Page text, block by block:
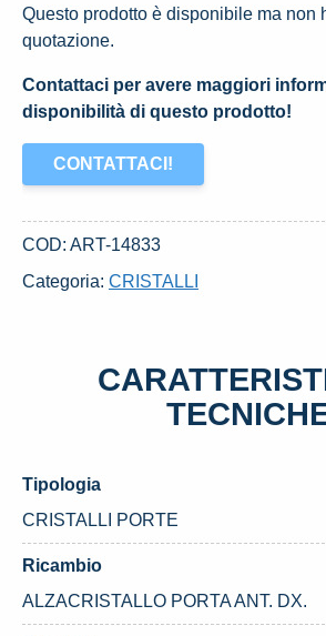
Questo prodotto è disponibile ma non
quotazione.
Contattaci per avere maggiori
disponibilità di questo prodotto!
CONTATTACI!
COD: ART-14833
Categoria: CRISTALLI
Tipologia
CRISTALLI PORTE
Ricambio
ALZACRISTALLO PORTA ANT. DX.